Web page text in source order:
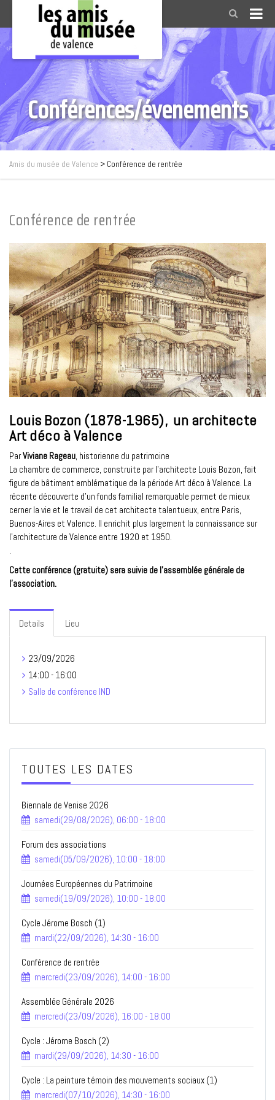
Conférences/évenements
Amis du musée de Valence > Conférence de rentrée
Conférence de rentrée
Louis Bozon (1878-1965), un architecte
Art déco à Valence
ParViviane Rageau , historienne du patrimoine
La chambre de commerce, construite par l’architecte Louis Bozon, fait
figure de bâtiment emblématique de la période Art déco à Valence. La
récente découverte d’un fonds familial remarquable permet de mieux
cerner la vie et le travail de cet architecte talentueux, entre Paris,
Buenos-Aires et Valence. Il enrichit plus largement la connaissance sur
l’architecture de Valence entre 1920 et 1950.
Cette conférence (gratuite) sera suivie de l’assemblée générale de
l’association.
Details Lieu
23/09/2026
14:00 - 16:00
Salle de conférence IND
TOUTES LES DATES
Biennale de Venise 2026
samedi(29/08/2026), 06:00 - 18:00
Forum des associations
samedi(05/09/2026), 10:00 - 18:00
Journées Européennes du Patrimoine
samedi(19/09/2026), 10:00 - 18:00
Cycle Jérome Bosch (1)
mardi(22/09/2026), 14:30 - 16:00
Conférence de rentrée
mercredi(23/09/2026), 14:00 - 16:00
Assemblée Générale 2026
mercredi(23/09/2026), 16:00 - 18:00
Cycle : Jérome Bosch (2)
mardi(29/09/2026), 14:30 - 16:00
Cycle : La peinture témoin des mouvements sociaux (1)
mercredi(07/10/2026), 14:30 - 16:00